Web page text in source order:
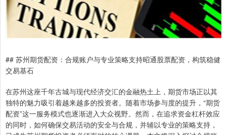
## 苏州期货配资：合规账户与专业策略支持昭通股票配资，构筑稳健
交易基石
在苏州这座千年古城与现代经济交汇的金融热土上，期货市场正以其
独特的魅力吸引着越来越多的投资者。随着市场参与度的提升，“期货
配资”这一服务模式也逐渐进入大众视野。然而，在追求资金杠杆效应
的同时，如何确保交易活动的安全与合规，并辅以专业的策略支持，